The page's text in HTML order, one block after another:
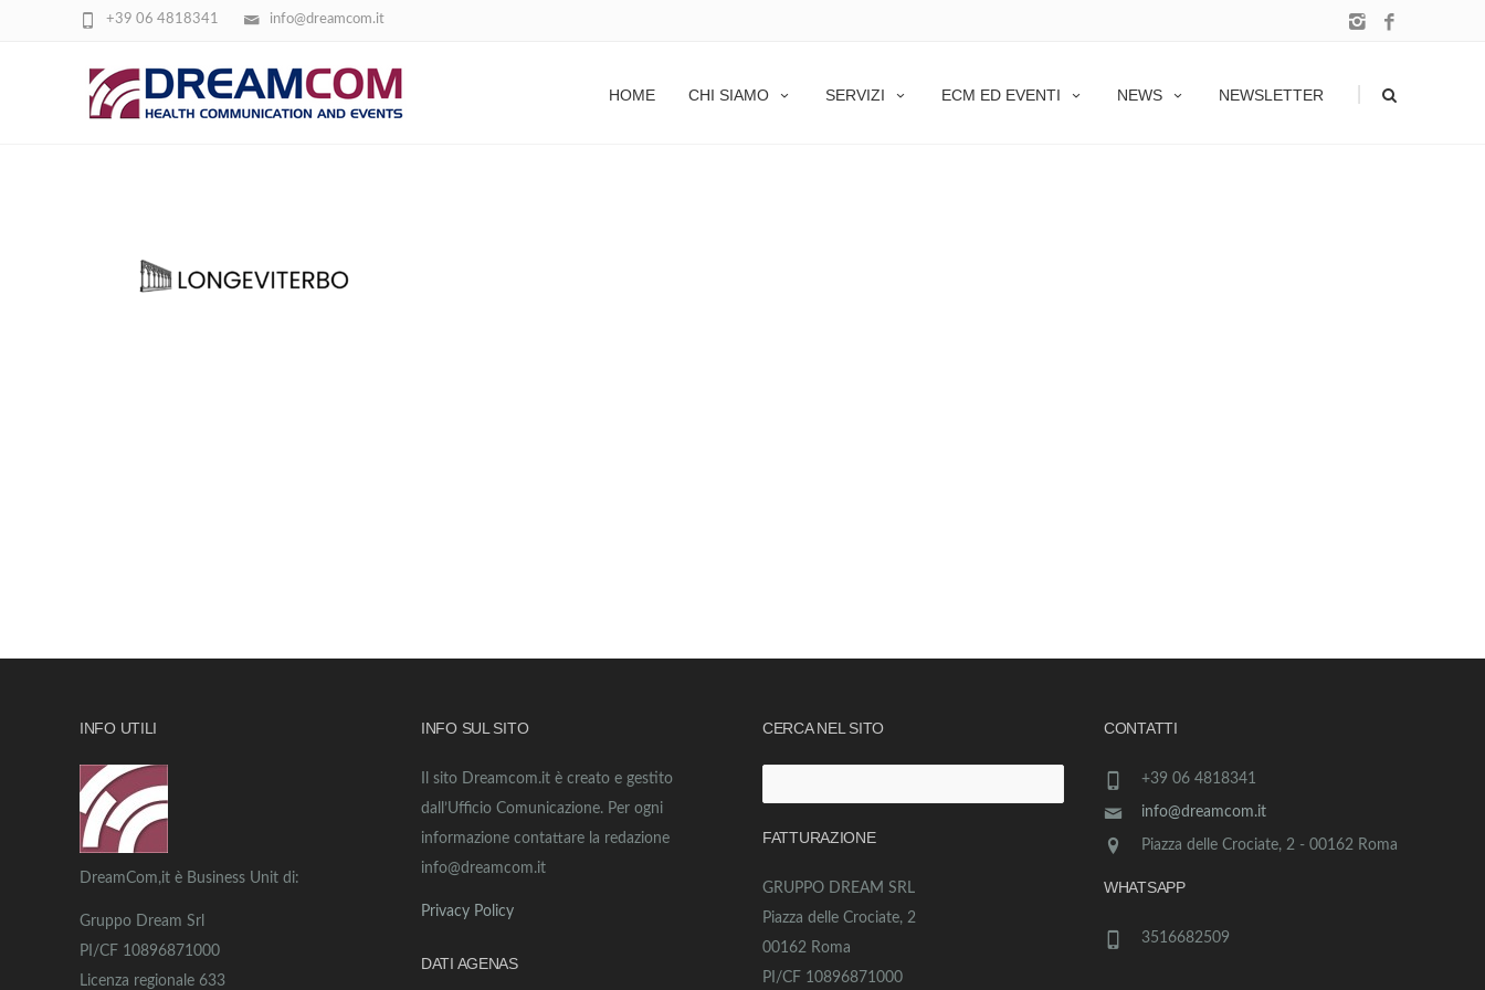
info@dreamcom.it
+39 06 4818341
HOME CHI SIAMO SERVIZI ECM ED EVENTI NEWS NEWSLETTER
LONGEVITERBO (4)
INFO UTILI
DreamCom,it è Business Unit di:
Gruppo Dream Srl
PI/CF 10896871000
Licenza regionale 633
INFO SUL SITO
Il sito Dreamcom.it è creato e gestito
dall’Ufficio Comunicazione. Per ogni
informazione contattare la redazione
info@dreamcom.it
Privacy Policy
DATI AGENAS
CERCA NEL SITO
per:
FATTURAZIONE
GRUPPO DREAM SRL
Piazza delle Crociate, 2
00162 Roma
PI/CF 10896871000
CONTATTI
+39 06 4818341
info@dreamcom.it
Piazza delle Crociate, 2 - 00162 Roma
WHATSAPP
3516682509